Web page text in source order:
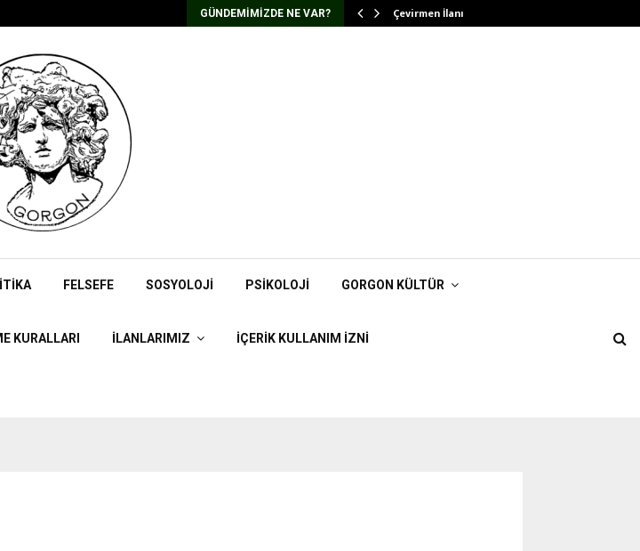
GÜNDEMIMIZDE NE VAR? Çevirmen İlanı
FELSEFE SOSYOLOJI PSIKOLOJI GORGON KÜLTÜR
KURALLARI İLANLARIMIZ İÇERIK KULLANIM İZNI